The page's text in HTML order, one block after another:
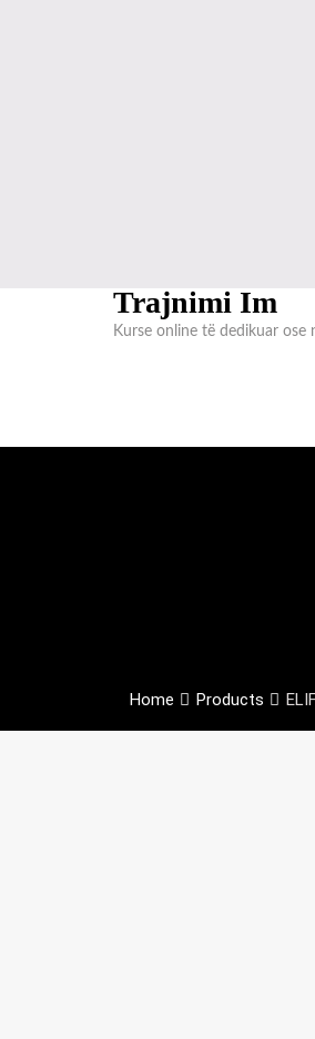
Trajnimi Im
Kurse online të dedikuar
Home Products